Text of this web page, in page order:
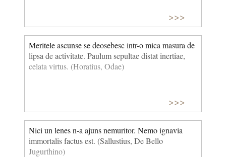
>>>
Meritele ascunse se deosebesc intr-o mica masura de
lipsa de activitate. Paulum sepultae distat inertiae,
celata vir­tus. (Horatius, Odae)
>>>
Nici un lenes n-a ajuns nemuritor. Nemo ignavia
immortalis factus est. (Sallustius, De Bello
Jugurthino)